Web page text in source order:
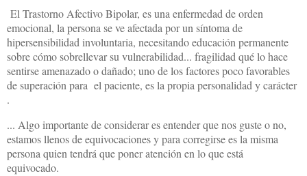
El Trastorno Afectivo Bipolar, es una enfermedad de orden
emocional, la persona se ve afectada por un síntoma de
hipersensibilidad involuntaria, necesitando educación permanente
sobre cómo sobrellevar su vulnerabilidad... fragilidad qué lo hace
sentirse amenazado o dañado; uno de los factores poco favorables
de superación para el paciente, es la propia personalidad y carácter
.
... Algo importante de considerar es entender que nos guste o no,
estamos llenos de equivocaciones y para corregirse es la misma
persona quien tendrá que poner atención en lo que está
equivocado.